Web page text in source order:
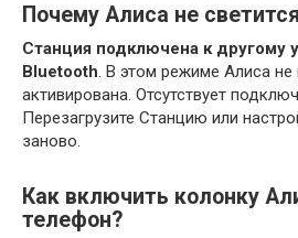
Почему Алиса не
Станция подключена к другому
Bluetooth. В этом режиме Алиса
активирована. Отсутствует
Перезагрузите Станцию или
заново.
Как включить колонку
телефон?